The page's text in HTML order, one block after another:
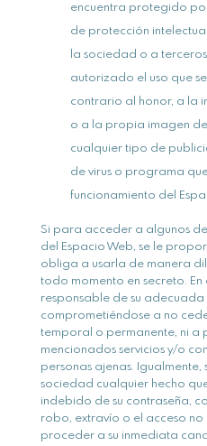
encuentra protegido
de protección
la sociedad o a
autorizado el uso que
contrario al honor, a la
o a la propia imagen de
cualquier tipo de
de virus o programa
funcionamiento del
Si para acceder a algunos
del Espacio Web, se le
obliga a usarla de manera
todo momento en secreto. En
responsable de su
comprometiéndose a no
temporal o permanente, ni a
mencionados servicios y/o
personas ajenas.
sociedad cualquier hecho
indebido de su contraseña,
robo, extravío o el acceso
proceder a su inmediata